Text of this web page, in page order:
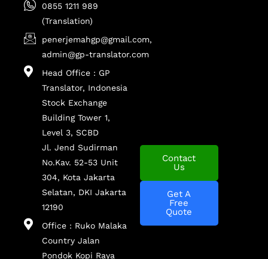
0855 1211 989
(Translation)
penerjemahgp@gmail.com,
admin@gp-translator.com
Head Office : GP
Translator, Indonesia
Stock Exchange
Building Tower 1,
Level 3, SCBD
Jl. Jend Sudirman
No.Kav. 52-53 Unit
304, Kota Jakarta
Selatan, DKI Jakarta
12190
Office : Ruko Malaka
Country Jalan
Pondok Kopi Raya
Contact
Us
Get A
Free
Quote